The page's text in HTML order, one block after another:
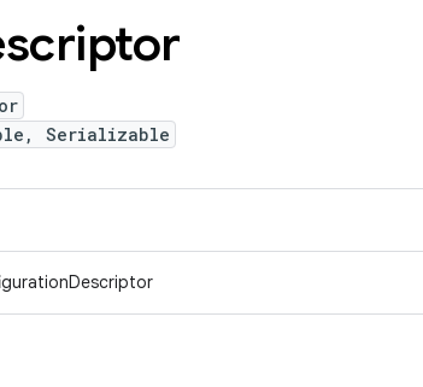
Serializable